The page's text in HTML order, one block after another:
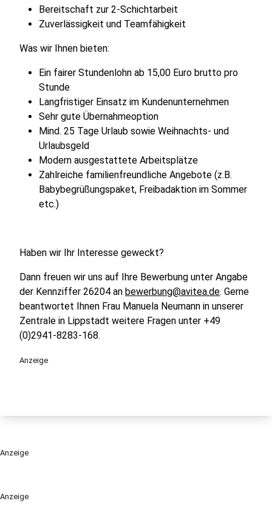
Anzeige
Bereitschaft zur 2-Schichtarbeit
Zuverlässigkeit und Teamfähigkeit
Was wir Ihnen bieten:
Ein fairer Stundenlohn ab 15,00 Euro brutto pro
Stunde
Langfristiger Einsatz im Kundenunternehmen
Sehr gute Übernahmeoption
Mind. 25 Tage Urlaub sowie Weihnachts- und
Urlaubsgeld
Modern ausgestattete Arbeitsplätze
Zahlreiche familienfreundliche Angebote (z.B.
Babybegrüßungspaket, Freibadaktion im Sommer
etc.)
Haben wir Ihr Interesse geweckt?
Dann freuen wir uns auf Ihre Bewerbung unter Angabe
der Kennziffer 26204 an bewerbung@avitea.de. Gerne
beantwortet Ihnen Frau Manuela Neumann in unserer
Zentrale in Lippstadt weitere Fragen unter +49
(0)2941-8283-168.
Anzeige
Anzeige